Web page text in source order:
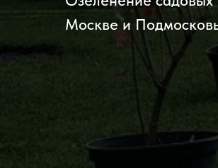
Москве и